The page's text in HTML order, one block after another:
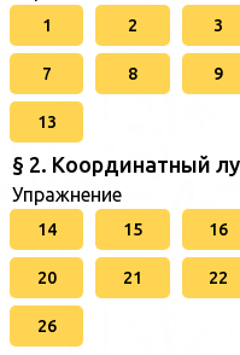
1 2 3
7 8 9
13
§ 2. Координатный
Упражнение
14 15 16
20 21 22
26